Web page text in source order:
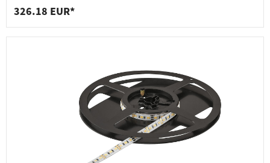
326.18 EUR*